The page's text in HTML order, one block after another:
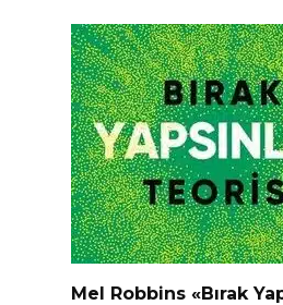
Mel Robbins «Bırak